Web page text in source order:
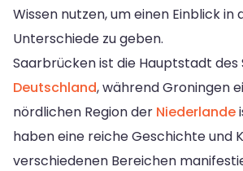
Wissen nutzen, um einen Einblick in
Unterschiede zu geben.
Saarbrücken ist die Hauptstadt des
Deutschland, während Groningen
nördlichen Region der Niederlande
haben eine reiche Geschichte und
verschiedenen Bereichen